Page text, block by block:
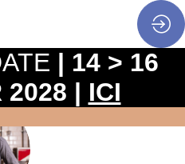
La
| 14 > 16
2028 | ICI